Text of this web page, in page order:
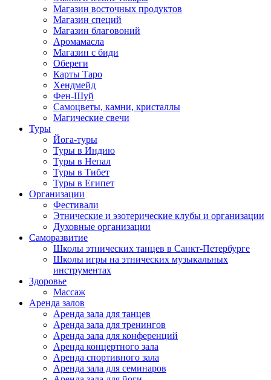
Магазин восточных продуктов
Магазин специй
Магазин благовоний
Аромамасла
Магазин с биди
Обереги
Карты Таро
Хендмейд
Фен-Шуй
Самоцветы, камни, кристаллы
Магические свечи
Туры
Йога-туры
Туры в Индию
Туры в Непал
Туры в Тибет
Туры в Египет
Организации
Фестивали
Этнические и эзотерические клубы и организации
Духовные организации
Саморазвитие
Школы этнических танцев в Санкт-Петербурге
Школы игры на этнических музыкальных
инструментах
Здоровье
Массаж
Аренда залов
Аренда зала для танцев
Аренда зала для тренингов
Аренда зала для конференций
Аренда концертного зала
Аренда спортивного зала
Аренда зала для семинаров